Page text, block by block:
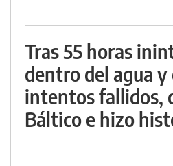
Tras 55 horas
dentro del agua
intentos fallidos,
Báltico e hizo